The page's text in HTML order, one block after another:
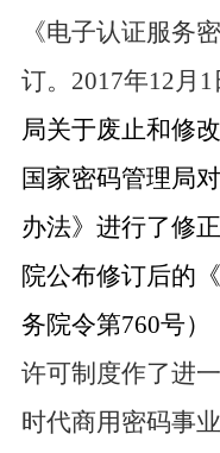
《电子认证服务
订。 2017年12月 1
局关于废止和修
国家密码管理局
办法》进行了修正
院公布修订后的
务院令第760号）
许可制度作了进
时代商用密码事